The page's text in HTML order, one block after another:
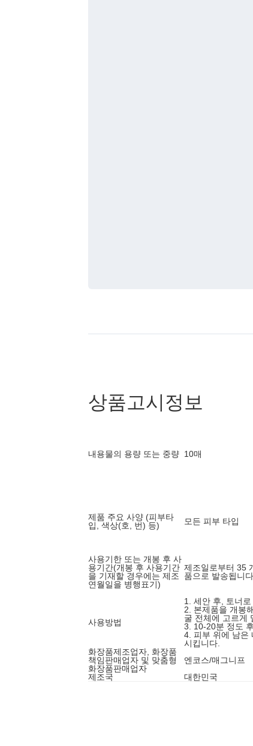
상품고시정보
내용물의 용량 또는 중량 10매
제품 주요 사양 (피부타
입, 색상(호, 번) 등)
모든 피부 타입
사용기한 또는 개봉 후 사
용기간(개봉 후 사용기간
을 기재할 경우에는 제조
연월일을 병행표기)
제조일로부터 35
품으로 발송됩니다.
사용방법
1. 세안 후, 토너
2. 본제품을 개봉
굴 전체에 고르게
3. 10-20분 정도
4. 피부 위에 남은
시킵니다.
화장품제조업자, 화장품
책임판매업자 및 맞춤형
화장품판매업자
엔코스/매그니프
제조국
대한민국